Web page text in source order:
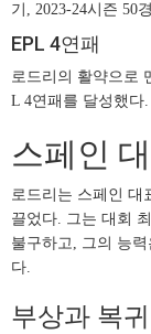
기, 2023-24시즌 50
EPL 4연패
로드리의 활약으로
L 4연패를 달성했다.
스페인
로드리는 스페인 대
끌었다. 그는 대회
불구하고, 그의 능
다.
부상과 복귀